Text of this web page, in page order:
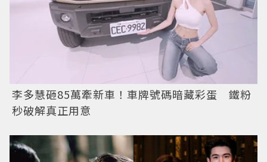
李多慧砸85萬牽新車！車牌號碼暗藏彩蛋 鐵粉
秒破解真正用意